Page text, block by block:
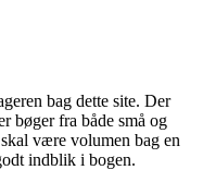
bag dette site. Der
bøger fra både små og
være volumen bag en
indblik i bogen.